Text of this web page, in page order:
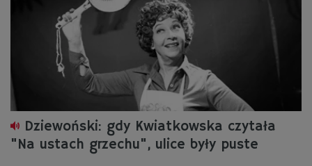
Dziewoński: gdy Kwiatkowska czytała
"Na ustach grzechu", ulice były puste